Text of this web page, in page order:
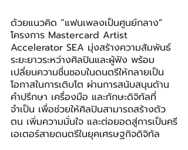
ด้วยแนวคิด “แฟนเพลงเป็นศูนย์กลาง”
โครงการ Mastercard Artist
Accelerator SEA มุ่งสร้างความสัมพันธ์
ระยะยาวระหว่างศิลปินและผู้ฟัง พร้อม
เปลี่ยนความชื่นชอบในดนตรีให้กลายเป็น
โอกาสในการเติบโต ผ่านการสนับสนุนด้าน
คำปรึกษา เครื่องมือ และทักษะดิจิทัลที่
จำเป็น เพื่อช่วยให้ศิลปินสามารถสร้างตัว
ตน เพิ่มความมั่นใจ และต่อยอดสู่การเป็นครี
เอเตอร์สายดนตรีในยุคเศรษฐกิจดิจิทัล